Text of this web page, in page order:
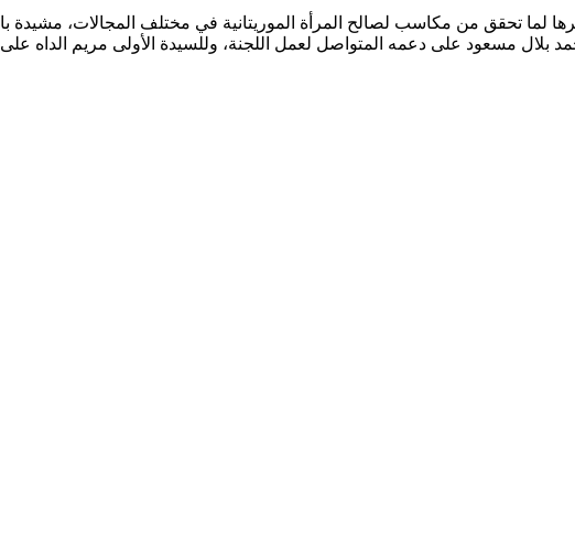
لما تحقق من مكاسب لصالح المرأة الموريتانية في مختلف المجالات، مشيدة
مسعود على دعمه المتواصل لعمل اللجنة، وللسيدة الأولى مريم الداه على